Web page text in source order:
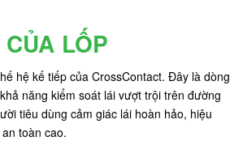
LỐP
hệ kế tiếp của CrossContact. Đây là dòng
năng kiểm soát lái vượt trội trên đường
tiêu dùng cảm giác lái hoàn hảo, hiệu
toàn cao.